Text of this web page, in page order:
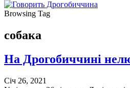
Browsing Tag
собака
На Дрогобиччині
Січ 26, 2021